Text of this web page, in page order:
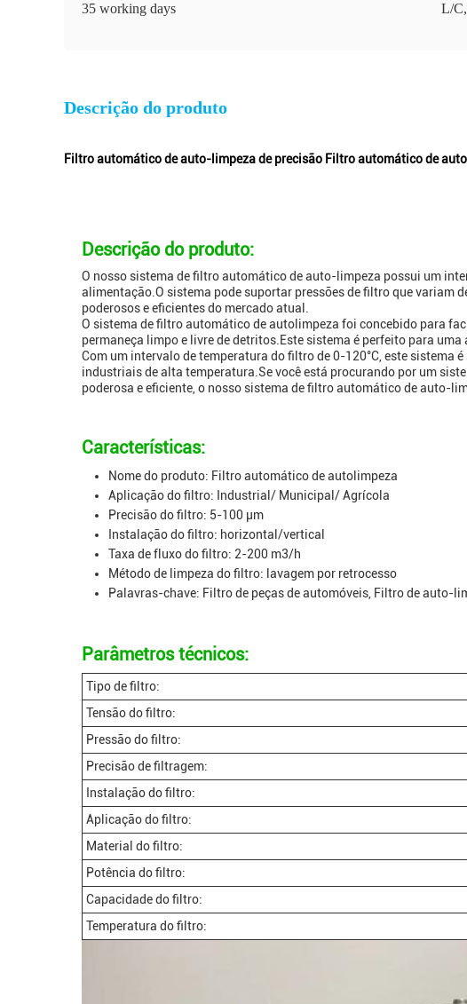
35 working days L/
Descrição do produto
Filtro automático de auto-limpeza de precisão Filtro automático de
Descrição do produto:
O nosso sistema de filtro automático de auto-limpeza possui um
alimentação.O sistema pode suportar pressões de filtro que variam
poderosos e eficientes do mercado atual.
O sistema de filtro automático de autolimpeza foi concebido para
permaneça limpo e livre de detritos.Este sistema é perfeito para
Com um intervalo de temperatura do filtro de 0-120°C, este
industriais de alta temperatura.Se você está procurando por um
poderosa e eficiente, o nosso sistema de filtro automático de auto-
Características:
Nome do produto: Filtro automático de autolimpeza
Aplicação do filtro: Industrial/ Municipal/ Agrícola
Precisão do filtro: 5-100 μm
Instalação do filtro: horizontal/vertical
Taxa de fluxo do filtro: 2-200 m3/h
Método de limpeza do filtro: lavagem por retrocesso
Palavras-chave: Filtro de peças de automóveis, Filtro de auto-
Parâmetros técnicos:
Tipo de filtro:
Tensão do filtro:
Pressão do filtro:
Precisão de filtragem:
Instalação do filtro:
Aplicação do filtro:
Material do filtro:
Potência do filtro:
Capacidade do filtro:
Temperatura do filtro: